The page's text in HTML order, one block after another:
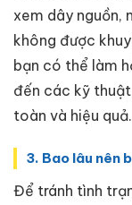
xem dây nguồn,
không được
bạn có thể làm
đến các kỹ
toàn và hiệu quả.
3. Bao lâu nên
Để tránh tình